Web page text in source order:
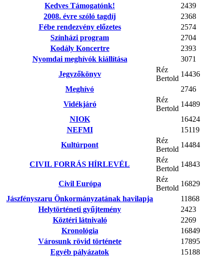
Kedves Támogatónk!
2439
2008. évre szóló tagdíj
2368
Fébe rendezvény előzetes
2574
Színházi program
2704
Kodály Koncertre
2393
Nyomdai meghívók kiállítása
3071
Jegyzőkönyv
Réz
Bertold
14436
Meghívó
2746
Vidékjáró
Réz
Bertold
14489
NIOK
16424
NEFMI
15119
Kultúrpont
Réz
Bertold
14484
CIVIL FORRÁS HÍRLEVÉL
Réz
Bertold
14843
Civil Európa
Réz
Bertold
16829
Jászfényszaru Önkormányzatának havilapja
11868
Helytörténeti gyűjtemény
2423
Köztéri látnivaló
2269
Kronológia
16849
Városunk rövid története
17895
Egyéb pályázatok
15188